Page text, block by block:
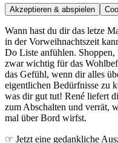
Akzeptieren & abspielen
Wann hast du dir das letze
in der Vorweihnachtszeit
Do Liste anfühlen.
zwar wichtig für das
das Gefühl, wenn dir alles
eigentlichen Bedürfnisse zu
was dir gut tut! René liefert
zum Abschalten und verrät,
mal über Bord wirfst.
☞ Jetzt eine gedankliche